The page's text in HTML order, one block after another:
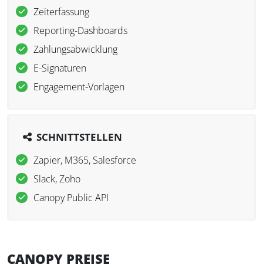
Zeiterfassung
Reporting-Dashboards
Zahlungsabwicklung
E-Signaturen
Engagement-Vorlagen
SCHNITTSTELLEN
Zapier, M365, Salesforce
Slack, Zoho
Canopy Public API
CANOPY PREISE